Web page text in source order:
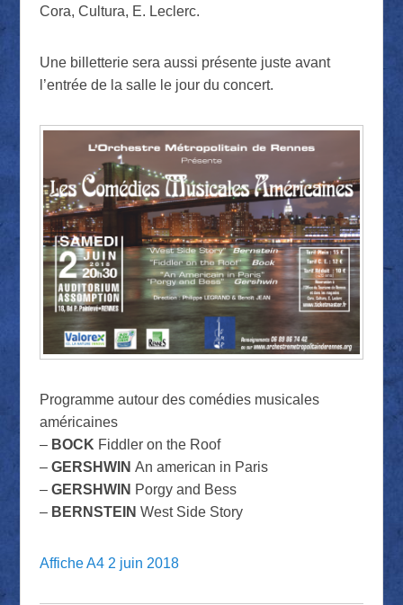
Cora, Cultura, E. Leclerc.
Une billetterie sera aussi présente juste avant
l’entrée de la salle le jour du concert.
Programme autour des comédies musicales
américaines
– BOCK Fiddler on the Roof
– GERSHWIN An american in Paris
– GERSHWIN Porgy and Bess
– BERNSTEIN West Side Story
Affiche A4 2 juin 2018